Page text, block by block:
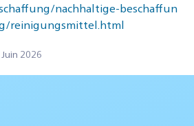
nachhaltige-beschaffun
reinigungsmittel.html
2026